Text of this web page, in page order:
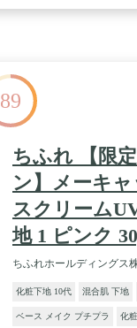
89
ちふれ 【限
ン】メーキ
スクリーム
地 1 ピンク
ちふれホールディングス
化粧下地 10代 混合肌 下地
ベース メイク プチプラ 化